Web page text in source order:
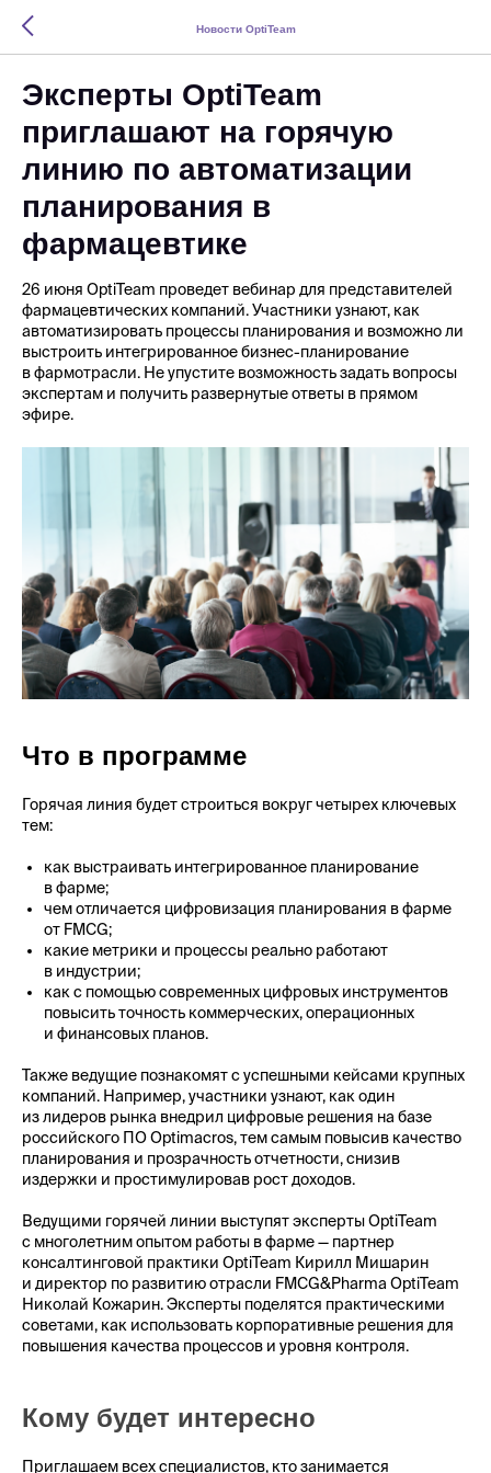
Новости OptiTeam
Эксперты OptiTeam
приглашают на горячую
линию по автоматизации
планирования в
фармацевтике
26 июня OptiTeam проведет вебинар для представителей
фармацевтических компаний. Участники узнают, как
автоматизировать процессы планирования и возможно ли
выстроить интегрированное бизнес-планирование
в фармотрасли. Не упустите возможность задать вопросы
экспертам и получить развернутые ответы в прямом
эфире.
Что в программе
Горячая линия будет строиться вокруг четырех ключевых
тем:
как выстраивать интегрированное планирование
в фарме;
чем отличается цифровизация планирования в фарме
от FMCG;
какие метрики и процессы реально работают
в индустрии;
как с помощью современных цифровых инструментов
повысить точность коммерческих, операционных
и финансовых планов.
Также ведущие познакомят с успешными кейсами крупных
компаний. Например, участники узнают, как один
из лидеров рынка внедрил цифровые решения на базе
российского ПО Optimacros, тем самым повысив качество
планирования и прозрачность отчетности, снизив
издержки и простимулировав рост доходов.
Ведущими горячей линии выступят эксперты OptiTeam
с многолетним опытом работы в фарме — партнер
консалтинговой практики OptiTeam Кирилл Мишарин
и директор по развитию отрасли FMCG&Pharma OptiTeam
Николай Кожарин. Эксперты поделятся практическими
советами, как использовать корпоративные решения для
повышения качества процессов и уровня контроля.
Кому будет интересно
Приглашаем всех специалистов, кто занимается